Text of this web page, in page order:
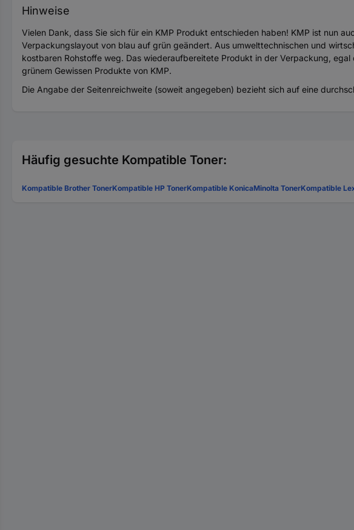
Hinweise
Vielen Dank, dass Sie sich für ein KMP Produkt entschieden haben! KMP ist nun
Verpackungslayout von blau auf grün geändert. Aus umwelttechnischen und
kostbaren Rohstoffe weg. Das wiederaufbereitete Produkt in der Verpackung,
grünem Gewissen Produkte von KMP.
Die Angabe der Seitenreichweite (soweit angegeben) bezieht sich auf eine
Häufig gesuchte Kompatible Toner:
Kompatible Brother TonerKompatible HP TonerKompatible KonicaMinolta TonerKompatible